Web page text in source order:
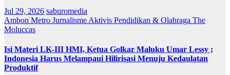
Jul 29, 2026 saburomedia
Ambon Metro Jurnalisme Aktivis Pendidikan & Olahraga The
Moluccas
Isi Materi LK-III HMI, Ketua Golkar Maluku Umar Lessy ;
Indonesia Harus Melampaui Hilirisasi Menuju Kedaulatan
Produktif